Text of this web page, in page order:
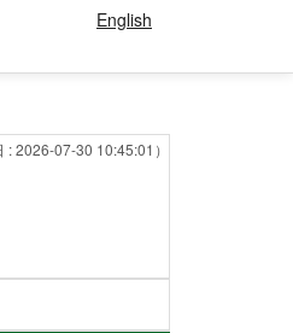
English
: 2026-07-30 10:45:01）